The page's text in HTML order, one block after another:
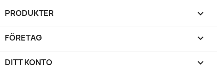
PRODUKTER 
FÖRETAG 
DITT KONTO 